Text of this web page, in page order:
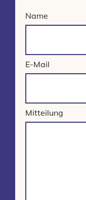
Name
E-Mail
Mitteilung